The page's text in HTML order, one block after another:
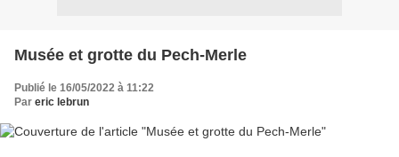
Musée et grotte du Pech-Merle
Publié le 16/05/2022 à 11:22
Par eric lebrun